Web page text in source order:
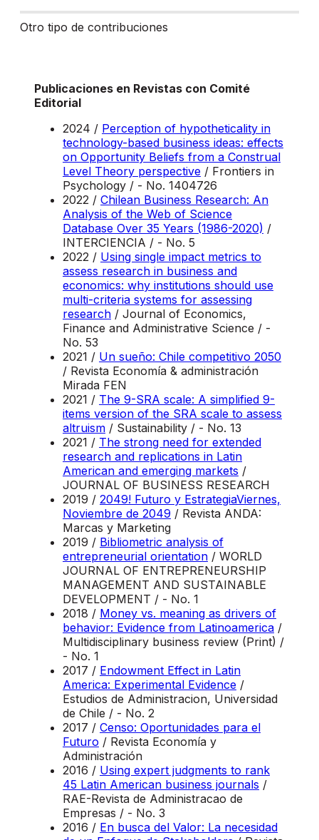
Otro tipo de contribuciones
Publicaciones en Revistas con Comité
Editorial
2024 / Perception of hypotheticality in
technology-based business ideas: effects
on Opportunity Beliefs from a Construal
Level Theory perspective / Frontiers in
Psychology / - No. 1404726
2022 / Chilean Business Research: An
Analysis of the Web of Science
Database Over 35 Years (1986-2020) /
INTERCIENCIA / - No. 5
2022 / Using single impact metrics to
assess research in business and
economics: why institutions should use
multi-criteria systems for assessing
research / Journal of Economics,
Finance and Administrative Science / -
No. 53
2021 / Un sueño: Chile competitivo 2050
/ Revista Economía & administración
Mirada FEN
2021 / The 9-SRA scale: A simplified 9-
items version of the SRA scale to assess
altruism / Sustainability / - No. 13
2021 / The strong need for extended
research and replications in Latin
American and emerging markets /
JOURNAL OF BUSINESS RESEARCH
2019 / 2049! Futuro y EstrategiaViernes,
Noviembre de 2049 / Revista ANDA:
Marcas y Marketing
2019 / Bibliometric analysis of
entrepreneurial orientation / WORLD
JOURNAL OF ENTREPRENEURSHIP
MANAGEMENT AND SUSTAINABLE
DEVELOPMENT / - No. 1
2018 / Money vs. meaning as drivers of
behavior: Evidence from Latinoamerica /
Multidisciplinary business review (Print) /
- No. 1
2017 / Endowment Effect in Latin
America: Experimental Evidence /
Estudios de Administracion, Universidad
de Chile / - No. 2
2017 / Censo: Oportunidades para el
Futuro / Revista Economía y
Administración
2016 / Using expert judgments to rank
45 Latin American business journals /
RAE-Revista de Administracao de
Empresas / - No. 3
2016 / En busca del Valor: La necesidad